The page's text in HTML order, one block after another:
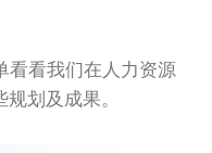
看看我们在人力资源
划及成果。